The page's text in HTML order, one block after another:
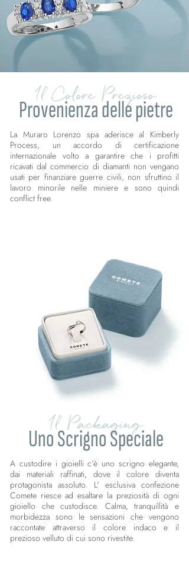
Il Colore Prezioso
Provenienza delle pietre
La Muraro Lorenzo spa aderisce al Kimberly
Process, un accordo di certificazione
internazionale volto a garantire che i profitti
ricavati dal commercio di diamanti non vengano
usati per finanziare guerre civili, non sfruttino il
lavoro minorile nelle miniere e sono quindi
conflict free.
Il Packaging
Uno Scrigno Speciale
A custodire i gioielli c’è uno scrigno elegante,
dai materiali raffinati, dove il colore diventa
protagonista assoluto. L' esclusiva confezione
Comete riesce ad esaltare la preziosità di ogni
gioiello che custodisce. Calma, tranquillità e
morbidezza sono le sensazioni che vengono
raccontate attraverso il colore indaco e il
prezioso velluto di cui sono rivestite.